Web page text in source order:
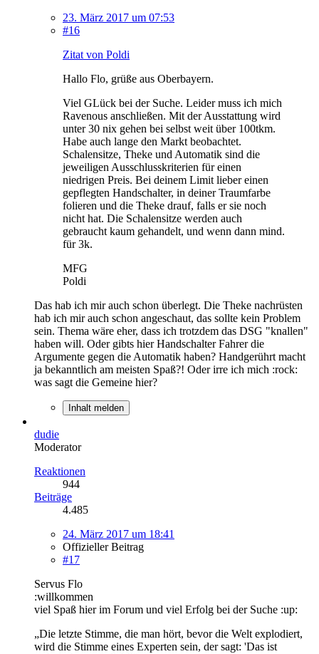
23. März 2017 um 07:53
#16
Zitat von Poldi
Hallo Flo, grüße aus Oberbayern.
Viel GLück bei der Suche. Leider muss ich mich
Ravenous anschließen. Mit der Ausstattung wird
unter 30 nix gehen bei selbst weit über 100tkm.
Habe auch lange den Markt beobachtet.
Schalensitze, Theke und Automatik sind die
jeweiligen Ausschlusskriterien für einen
niedrigen Preis. Bei deinem Limit lieber einen
gepflegten Handschalter, in deiner Traumfarbe
folieren und die Theke drauf, falls er sie noch
nicht hat. Die Schalensitze werden auch
gebraucht kaum gehandelt, und wenn dann mind.
für 3k.
MFG
Poldi
Das hab ich mir auch schon überlegt. Die Theke nachrüsten
hab ich mir auch schon angeschaut, das sollte kein Problem
sein. Thema wäre eher, dass ich trotzdem das DSG "knallen"
haben will. Oder gibts hier Handschalter Fahrer die
Argumente gegen die Automatik haben? Handgerührt macht
ja bekanntlich am meisten Spaß?! Oder irre ich mich :rock:
was sagt die Gemeine hier?
Inhalt melden
dudie
Moderator
Reaktionen
944
Beiträge
4.485
24. März 2017 um 18:41
Offizieller Beitrag
#17
Servus Flo
:willkommen
viel Spaß hier im Forum und viel Erfolg bei der Suche :up:
„Die letzte Stimme, die man hört, bevor die Welt explodiert,
wird die Stimme eines Experten sein, der sagt: 'Das ist